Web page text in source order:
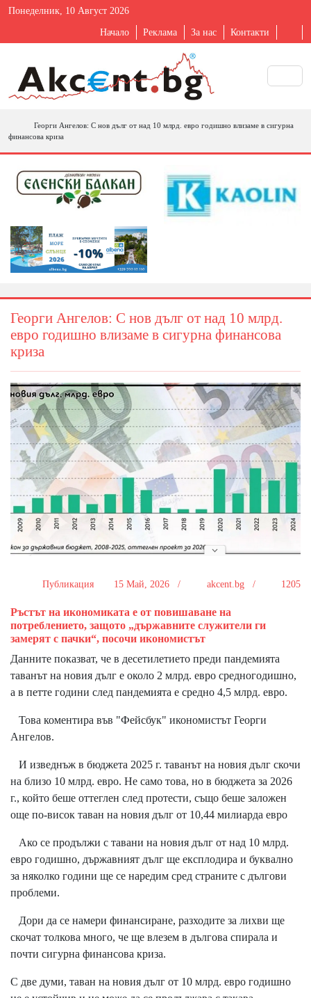
Понеделник, 10 Август 2026
Начало Реклама За нас Контакти
Георги Ангелов: С нов дълг от над 10 млрд. евро годишно влизаме в сигурна
финансова криза
Георги Ангелов: С нов дълг от над 10 млрд.
евро годишно влизаме в сигурна финансова
криза
Публикация 15 Май, 2026 / akcent.bg / 1205
Ръстът на икономиката е от повишаване на
потреблението, защото „държавните служители ги
замерят с пачки“, посочи икономистът
Данните показват, че в десетилетието преди пандемията
таванът на новия дълг е около 2 млрд. евро средногодишно,
а в петте години след пандемията е средно 4,5 млрд. евро.
Това коментира във "Фейсбук" икономистът Георги
Ангелов.
И изведнъж в бюджета 2025 г. таванът на новия дълг скочи
на близо 10 млрд. евро. Не само това, но в бюджета за 2026
г., който беше оттеглен след протести, също беше заложен
още по-висок таван на новия дълг от 10,44 милиарда евро
Ако се продължи с тавани на новия дълг от над 10 млрд.
евро годишно, държавният дълг ще експлодира и буквално
за няколко години ще се наредим сред страните с дългови
проблеми.
Дори да се намери финансиране, разходите за лихви ще
скочат толкова много, че ще влезем в дългова спирала и
почти сигурна финансова криза.
С две думи, таван на новия дълг от 10 млрд. евро годишно